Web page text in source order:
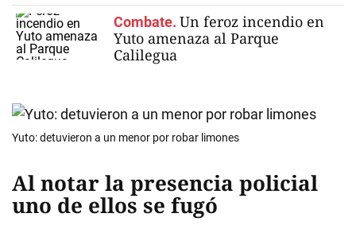
Combate. Un feroz incendio en
Yuto amenaza al Parque
Calilegua
Yuto: detuvieron a un menor por robar limones
Al notar la presencia policial
uno de ellos se fugó